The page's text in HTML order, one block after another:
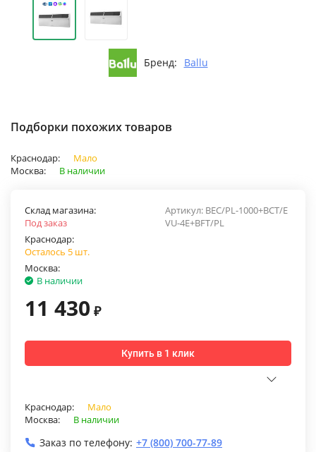
Бренд: Ballu
Подборки похожих товаров
Краснодар:
Мало
Москва:
В наличии
Артикул: BEC/PL-1000+BCT/E
VU-4E+BFT/PL
Склад магазина:
Под заказ
Краснодар:
Осталось 5 шт.
Москва:
В наличии
11 430 ₽
Купить в 1 клик
Краснодар:
Мало
Москва:
В наличии
Заказ по телефону: +7 (800) 700-77-89